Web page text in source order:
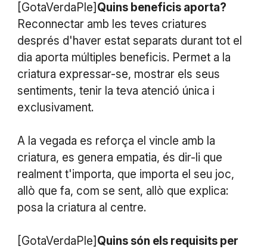
[GotaVerdaPle] Quins beneficis aporta?
Reconnectar amb les teves criatures
després d'haver estat separats durant tot el
dia aporta múltiples beneficis. Permet a la
criatura expressar-se, mostrar els seus
sentiments, tenir la teva atenció única i
exclusivament.
A la vegada es reforça el vincle amb la
criatura, es genera empatia, és dir-li que
realment t'importa, que importa el seu joc,
allò que fa, com se sent, allò que explica:
posa la criatura al centre.
[GotaVerdaPle] Quins són els requisits per